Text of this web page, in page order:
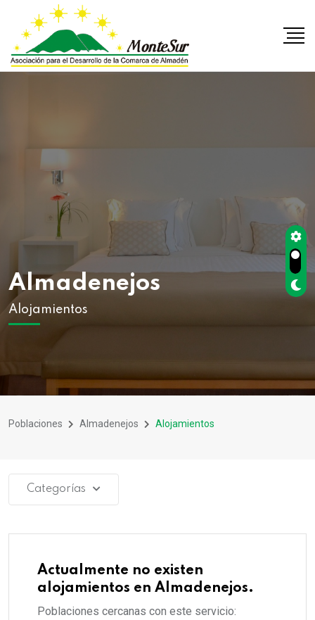
Almadenejos
Alojamientos
Poblaciones Almadenejos Alojamientos
Categorías
Actualmente no existen
alojamientos en Almadenejos.
Poblaciones cercanas con este servicio: